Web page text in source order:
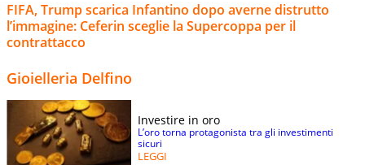
FIFA, Trump scarica Infantino dopo averne distrutto
l’immagine: Ceferin sceglie la Supercoppa per il
contrattacco
Gioielleria Delfino
Investire in oro
L’oro torna protagonista tra gli investimenti
sicuri
LEGGI